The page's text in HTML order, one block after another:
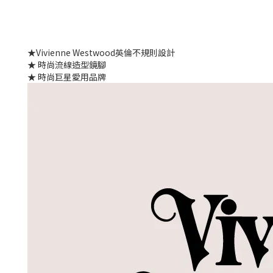
★Vivienne Westwood英倫不規則設計
★ 時尚流線造型鏡腳
★ 時尚巨星愛用品牌